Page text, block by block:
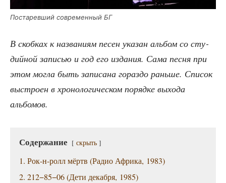
Поста­рев­ший совре­мен­ный БГ
В скоб­ках к назва­ни­ям песен ука­зан аль­бом со сту­
дий­ной запи­сью и год его изда­ния. Сама пес­ня при
этом мог­ла быть запи­са­на гораз­до рань­ше. Спи­сок
выстро­ен в хро­но­ло­ги­че­ском поряд­ке выхо­да
альбомов.
Содер­жа­ние скрыть
1. Рок-н-ролл мёртв (Радио Афри­ка, 1983)
2. 212−85−06 (Дети декаб­ря, 1985)